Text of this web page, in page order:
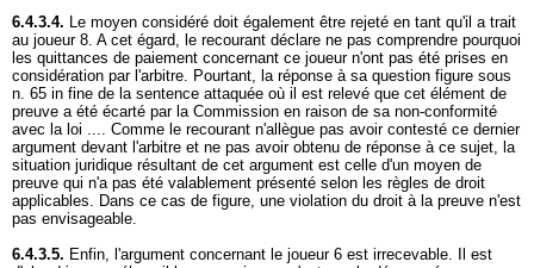
6.4.3.4. Le moyen considéré doit également être rejeté en tant qu'il a trait
au joueur 8. A cet égard, le recourant déclare ne pas comprendre pourquoi
les quittances de paiement concernant ce joueur n'ont pas été prises en
considération par l'arbitre. Pourtant, la réponse à sa question figure sous
n. 65 in fine de la sentence attaquée où il est relevé que cet élément de
preuve a été écarté par la Commission en raison de sa non-conformité
avec la loi .... Comme le recourant n'allègue pas avoir contesté ce dernier
argument devant l'arbitre et ne pas avoir obtenu de réponse à ce sujet, la
situation juridique résultant de cet argument est celle d'un moyen de
preuve qui n'a pas été valablement présenté selon les règles de droit
applicables. Dans ce cas de figure, une violation du droit à la preuve n'est
pas envisageable.
6.4.3.5. Enfin, l'argument concernant le joueur 6 est irrecevable. Il est